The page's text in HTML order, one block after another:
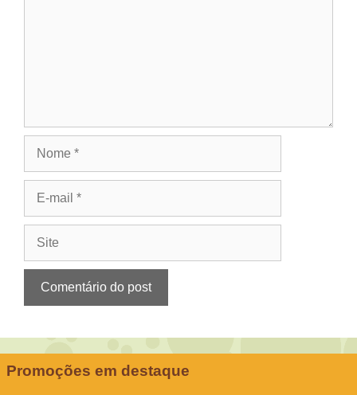
Promoções em destaque